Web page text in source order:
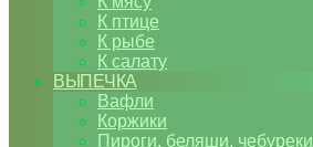
К птице
К рыбе
К салату
ВЫПЕЧКА
Вафли
Коржики
Пироги, беляши, чебуреки